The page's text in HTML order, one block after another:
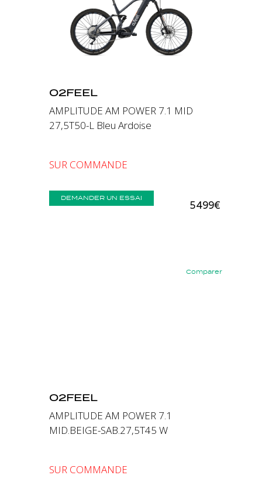
Précédent
O2FEEL
AMPLITUDE AM POWER 7.1 MID
27,5T50-L Bleu Ardoise
SUR COMMANDE
DEMANDER UN ESSAI
5 499€
Comparer
O2FEEL
AMPLITUDE AM POWER 7.1
MID.BEIGE-SAB.27,5T45 W
SUR COMMANDE